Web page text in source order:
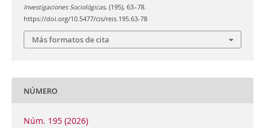
Investigaciones Sociológicas, (195), 63–78.
https://doi.org/10.5477/cis/reis.195.63-78
Más formatos de cita
NÚMERO
Núm. 195 (2026)